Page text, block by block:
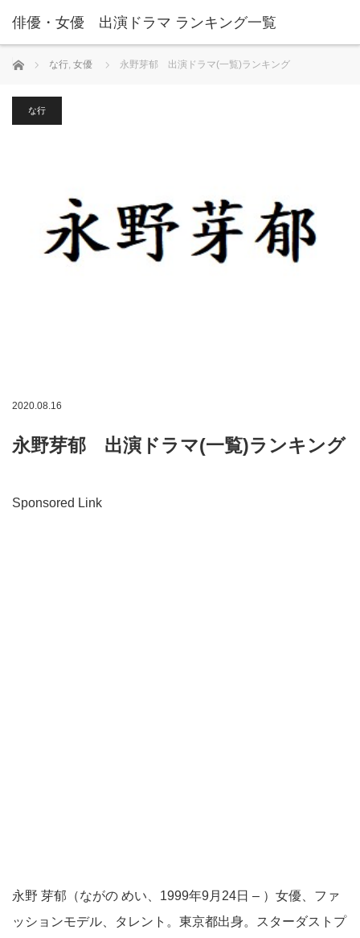
俳優・女優 出演ドラマ ランキング一覧
ホーム な行, 女優 永野芽郁 出演ドラマ(一覧)ランキング
な行
2020.08.16
永野芽郁 出演ドラマ(一覧)ランキング
Sponsored Link
永野 芽郁（ながの めい、1999年9月24日 – ）女優、ファ
ッションモデル、タレント。東京都出身。スターダストプ